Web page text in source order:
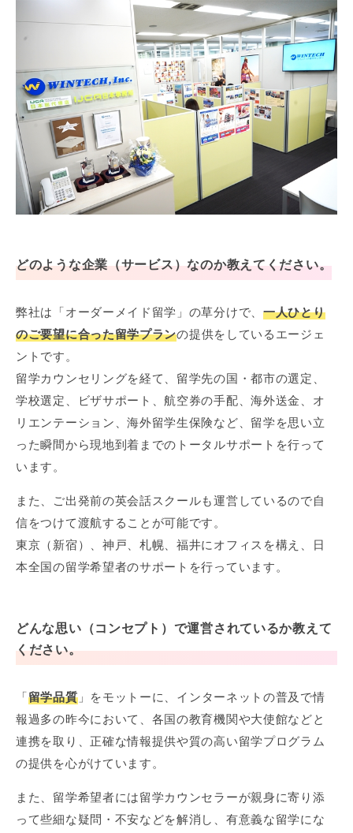
どのような企業（サービス）なのか教えてください。
弊社は「オーダーメイド留学」の草分けで、 一人ひとり
のご要望に合った留学プランの提供をしているエージェ
ントです。
留学カウンセリングを経て、留学先の国・都市の選定、
学校選定、ビザサポート、航空券の手配、海外送金、オ
リエンテーション、海外留学生保険など、留学を思い立
った瞬間から現地到着までのトータルサポートを行って
います。
また、ご出発前の英会話スクールも運営しているので自
信をつけて渡航することが可能です。
東京（新宿）、神戸、札幌、福井にオフィスを構え、日
本全国の留学希望者のサポートを行っています。
どんな思い（コンセプト）で運営されているか教えて
ください。
「留学品質」をモットーに、インターネットの普及で情
報過多の昨今において、各国の教育機関や大使館などと
連携を取り、正確な情報提供や質の高い留学プログラム
の提供を心がけています。
また、留学希望者には留学カウンセラーが親身に寄り添
って些細な疑問・不安などを解消し、有意義な留学にな